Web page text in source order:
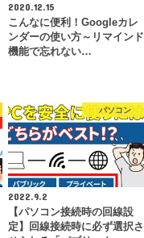
2020.12.15
こんなに便利！Googleカレ
ンダーの使い方～リマインド
機能で忘れない…
パソコン
2022.9.2
【パソコン接続時の回線設
定】回線接続時に必ず選択さ